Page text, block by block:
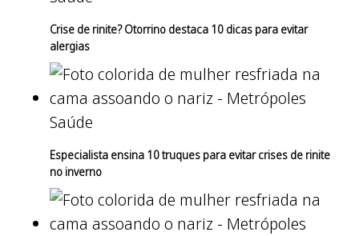
Crise de rinite? Otorrino destaca 10 dicas para evitar
alergias
Saúde
Especialista ensina 10 truques para evitar crises de rinite
no inverno